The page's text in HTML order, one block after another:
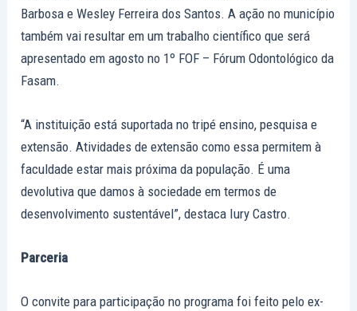
Barbosa e Wesley Ferreira dos Santos. A ação no município
também vai resultar em um trabalho científico que será
apresentado em agosto no 1º FOF – Fórum Odontológico da
Fasam.
“A instituição está suportada no tripé ensino, pesquisa e
extensão. Atividades de extensão como essa permitem à
faculdade estar mais próxima da população. É uma
devolutiva que damos à sociedade em termos de
desenvolvimento sustentável”, destaca Iury Castro.
Parceria
O convite para participação no programa foi feito pelo ex-